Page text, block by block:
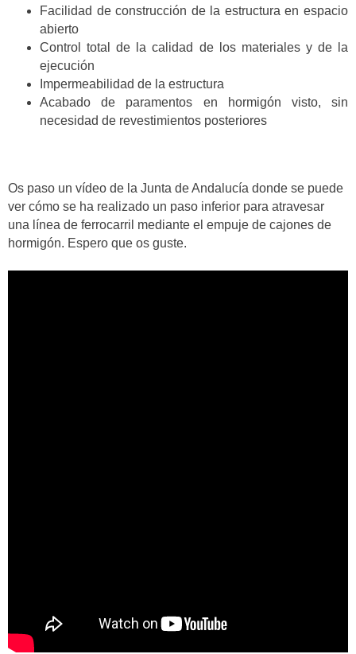
Facilidad de construcción de la estructura en espacio
abierto
Control total de la calidad de los materiales y de la
ejecución
Impermeabilidad de la estructura
Acabado de paramentos en hormigón visto, sin
necesidad de revestimientos posteriores
Os paso un vídeo de la Junta de Andalucía donde se puede
ver cómo se ha realizado un paso inferior para atravesar
una línea de ferrocarril mediante el empuje de cajones de
hormigón. Espero que os guste.